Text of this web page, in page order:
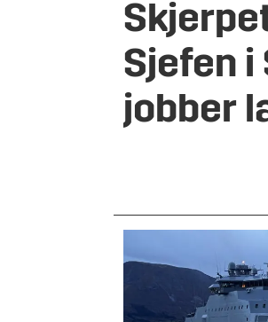
Sjefen
jobber